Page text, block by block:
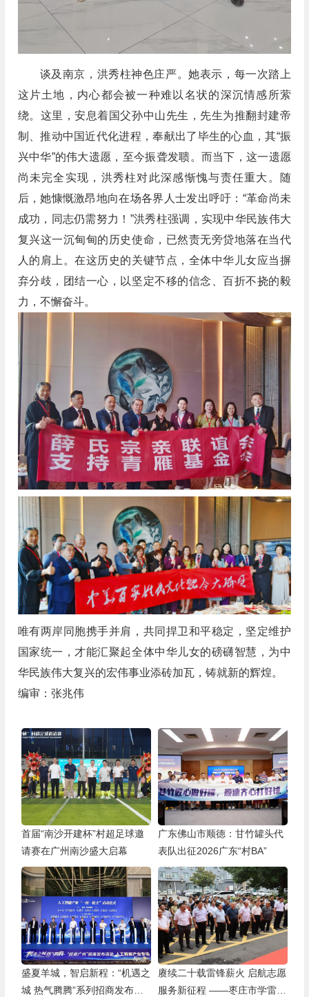
谈及南京，洪秀柱神色庄严。她表示，每一次踏上
这片土地，内心都会被一种难以名状的深沉情感所萦
绕。这里，安息着国父孙中山先生，先生为推翻封建帝
制、推动中国近代化进程，奉献出了毕生的心血，其“振
兴中华”的伟大遗愿，至今振聋发聩。而当下，这一遗愿
尚未完全实现，洪秀柱对此深感惭愧与责任重大。随
后，她慷慨激昂地向在场各界人士发出呼吁：“革命尚未
成功，同志仍需努力！”洪秀柱强调，实现中华民族伟大
复兴这一沉甸甸的历史使命，已然责无旁贷地落在当代
人的肩上。在这历史的关键节点，全体中华儿女应当摒
弃分歧，团结一心，以坚定不移的信念、百折不挠的毅
力，不懈奋斗。
唯有两岸同胞携手并肩，共同捍卫和平稳定，坚定维护
国家统一，才能汇聚起全体中华儿女的磅礴智慧，为中
华民族伟大复兴的宏伟事业添砖加瓦，铸就新的辉煌。
编审：张兆伟
首届“南沙开建杯”村超足球邀
请赛在广州南沙盛大启幕
广东佛山市顺德：甘竹罐头代
表队出征2026广东“村BA”
盛夏羊城，智启新程：“机遇之
城 热气腾腾”系列招商发布活
赓续二十载雷锋薪火 启航志愿
服务新征程 ——枣庄市学雷锋